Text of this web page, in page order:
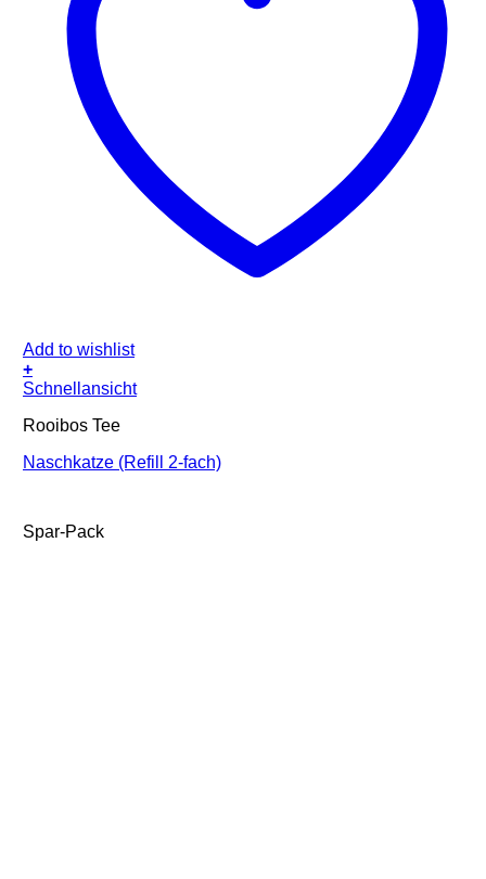
Add to wishlist
+
Schnellansicht
Rooibos Tee
Naschkatze (Refill 2-fach)
Spar-Pack